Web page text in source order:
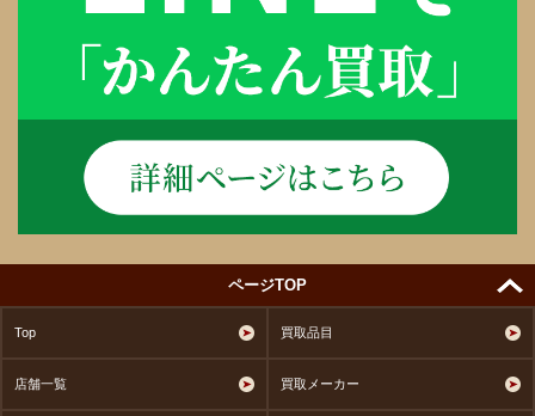
ページTOP
Top 買取品目
店舗一覧 買取メーカー